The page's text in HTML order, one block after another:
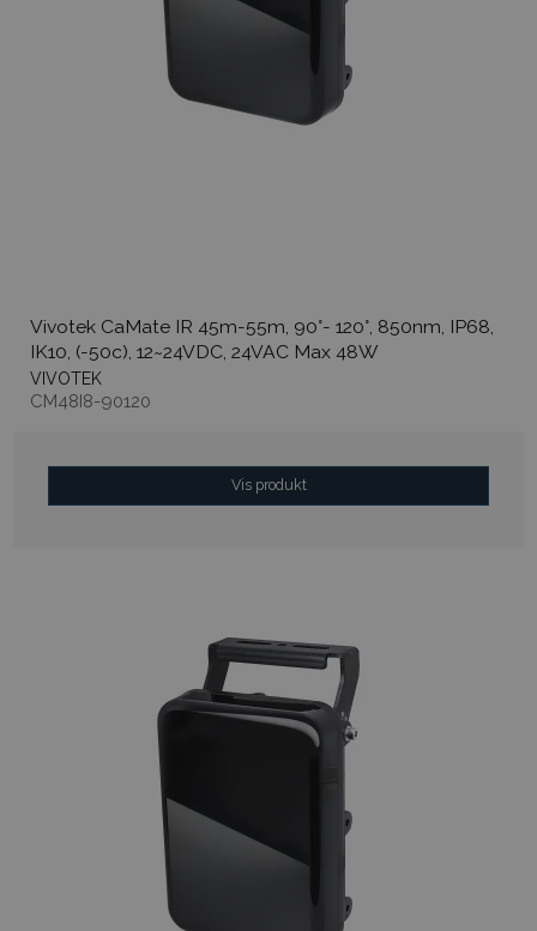
Vivotek CaMate IR 45m-55m, 90°- 120°, 850nm, IP68,
IK10, (-50c), 12~24VDC, 24VAC Max 48W
VIVOTEK
CM48I8-90120
Vis produkt